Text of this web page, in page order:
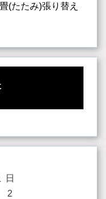
(たたみ)張り替え
日
2